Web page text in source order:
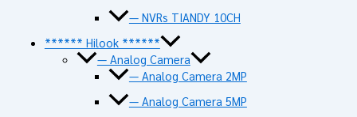
— NVRs TIANDY 10CH
****** Hilook ******
— Analog Camera
— Analog Camera 2MP
— Analog Camera 5MP